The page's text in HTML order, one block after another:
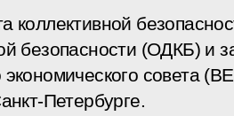
коллективной
безопасности (ОДКБ) и
экономического совета
Петербурге.